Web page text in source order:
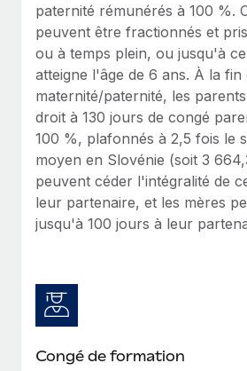
paternité rémunérés à 100 %.
peuvent être fractionnés et
ou à temps plein, ou jusqu'à
atteigne l'âge de 6 ans. À la fin
maternité/paternité, les
droit à 130 jours de congé
100 %, plafonnés à 2,5 fois le
moyen en Slovénie (soit 3
peuvent céder l'intégralité de
leur partenaire, et les mères
jusqu'à 100 jours à leur
Congé de formation